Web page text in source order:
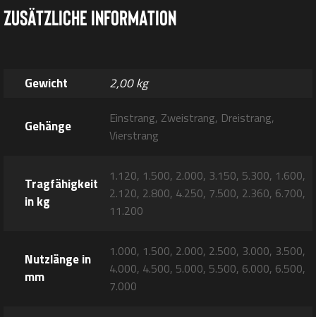
Zusätzliche Information
Gewicht 2,00 kg
Gehänge
Einstrang, Zweistrang, Dreistrang,
Vierstrang
Tragfähigkeit
in kg
1.120, 1.500, 2.000, 3.150, 5.300, 1.600,
2.120, 2.800, 4.250, 7.500, 2.360, 6.700,
11.200
Nutzlänge in
mm
1.000, 1.500, 2.000, 2.500, 3.000, 3.500,
4.000, 4.500, 5.000, 5.500, 6.000, 6.500,
7.000